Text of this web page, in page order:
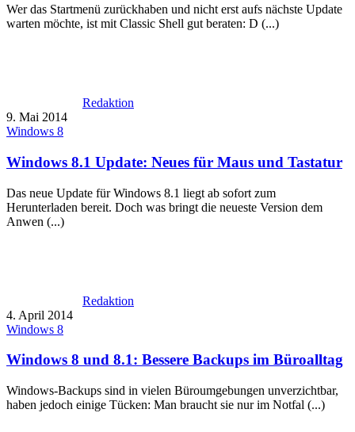
Wer das Startmenü zurückhaben und nicht erst aufs nächste Update
warten möchte, ist mit Classic Shell gut beraten: D (...)
Redaktion
9. Mai 2014
Windows 8
Windows 8.1 Update: Neues für Maus und Tastatur
Das neue Update für Windows 8.1 liegt ab sofort zum
Herunterladen bereit. Doch was bringt die neueste Version dem
Anwen (...)
Redaktion
4. April 2014
Windows 8
Windows 8 und 8.1: Bessere Backups im Büroalltag
Windows-Backups sind in vielen Büroumgebungen unverzichtbar,
haben jedoch einige Tücken: Man braucht sie nur im Notfal (...)